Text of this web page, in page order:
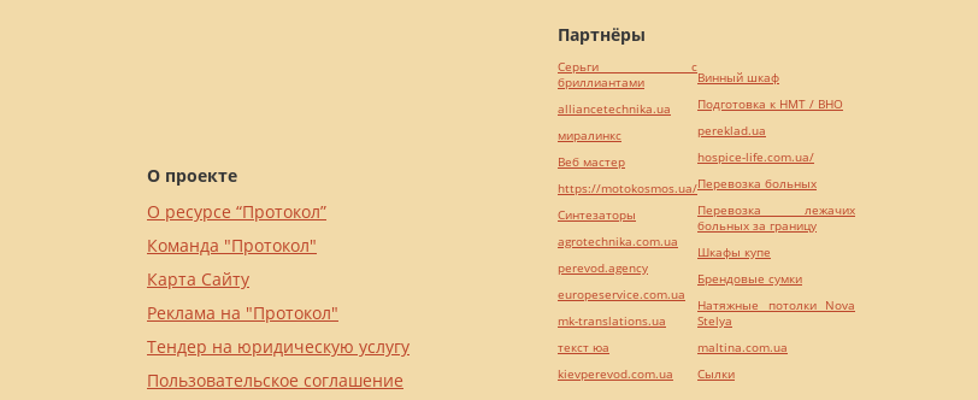
О проекте
О ресурсе “Протокол”
Команда "Протокол"
Карта Сайту
Реклама на "Протокол"
Тендер на юридическую услугу
Пользовательское соглашение
Партнёры
Серьги с
бриллиантами
alliancetechnika.ua
миралинкс
Веб мастер
https://motokosmos.ua/
Синтезаторы
agrotechnika.com.ua
perevod.agency
europeservice.com.ua
mk-translations.ua
текст юа
kievperevod.com.ua
Винный шкаф
Подготовка к НМТ / ВНО
pereklad.ua
hospice-life.com.ua/
Перевозка больных
Перевозка лежачих
больных за границу
Шкафы купе
Брендовые сумки
Натяжные потолки Nova
Stelya
maltina.com.ua
Cылки